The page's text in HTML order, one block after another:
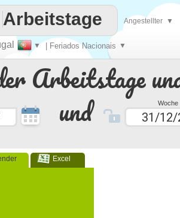
Arbeitstage
und Woche
Excel
Tag
▼ | Feriados Nacionais ▼
Arbeitstage Angestellter ▼